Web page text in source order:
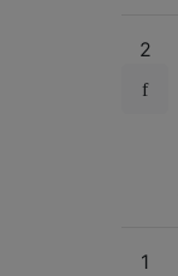
2
1